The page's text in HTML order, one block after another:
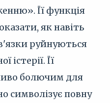
Її функція
як навіть
руйнуються
істерії. Її
болючим для
символізує повну